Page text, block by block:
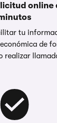
online
tu
de
realizar